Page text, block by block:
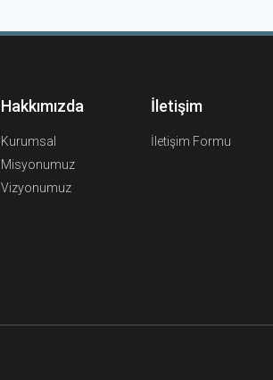
Hakkımızda
Kurumsal
Misyonumuz
Vizyonumuz
İletişim
İletişim Formu